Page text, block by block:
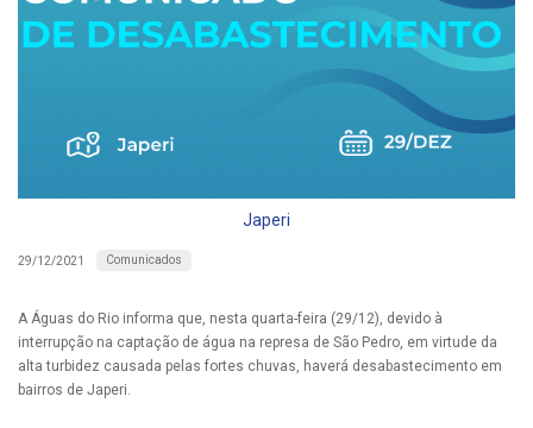
Japeri
29/12/2021 Comunicados
A Águas do Rio informa que, nesta quarta-feira (29/12), devido à
interrupção na captação de água na represa de São Pedro, em virtude da
alta turbidez causada pelas fortes chuvas, haverá desabastecimento em
bairros de Japeri.